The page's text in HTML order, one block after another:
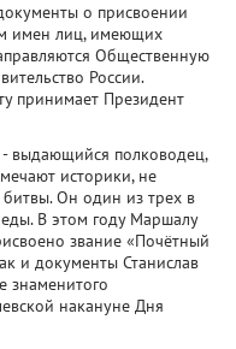
о присвоении
имен лиц, имеющих
Общественную
России.
принимает Президент
выдающийся полководец,
историки, не
Он один из трех в
В этом году Маршалу
звание «Почётный
и документы Станислав
знаменитого
накануне Дня